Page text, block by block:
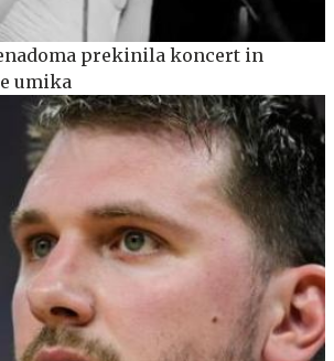
prekinila koncert in
umika